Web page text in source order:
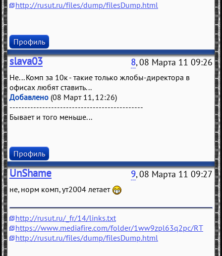
http://rusut.ru/files/dump/filesDump.html
Профиль
slava03 8, 08 Марта 11 09:26
Не... Комп за 10к - такие только жлобы-директора в
офисах любят ставить...
Добавлено (08 Март 11, 12:26)
---------------------------------------------
Бывает и того меньше...
Профиль
UnShame 9, 08 Марта 11 09:27
не, норм комп, ут2004 летает
http://rusut.ru/_fr/14/links.txt
https://www.mediafire.com/folder/1ww9zpl63q2pc/RT
http://rusut.ru/files/dump/filesDump.html